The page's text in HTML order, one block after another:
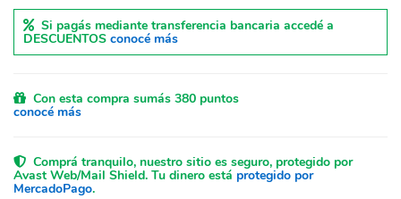
Si pagás mediante transferencia bancaria accedé a
DESCUENTOS conocé más
Con esta compra sumás 380 puntos
conocé más
Comprá tranquilo, nuestro sitio es seguro, protegido por
Avast Web/Mail Shield. Tu dinero está protegido por
MercadoPago.